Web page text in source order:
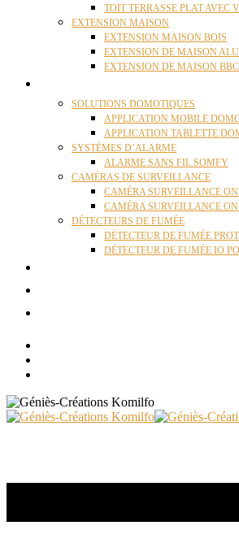
TOIT TERRASSE PLAT AVEC
EXTENSION MAISON
EXTENSION MAISON BOIS
EXTENSION DE MAISON
EXTENSION DE MAISON BBC
SOLUTIONS DOMOTIQUES
APPLICATION MOBILE
APPLICATION TABLETTE
SYSTÈMES D’ALARME
ALARME SANS FIL SOMFY
CAMÉRAS DE SURVEILLANCE
CAMÉRA SURVEILLANCE
CAMÉRA SURVEILLANCE
DÉTECTEURS DE FUMÉE
DÉTECTEUR DE FUMÉE
DÉTECTEUR DE FUMÉE IO